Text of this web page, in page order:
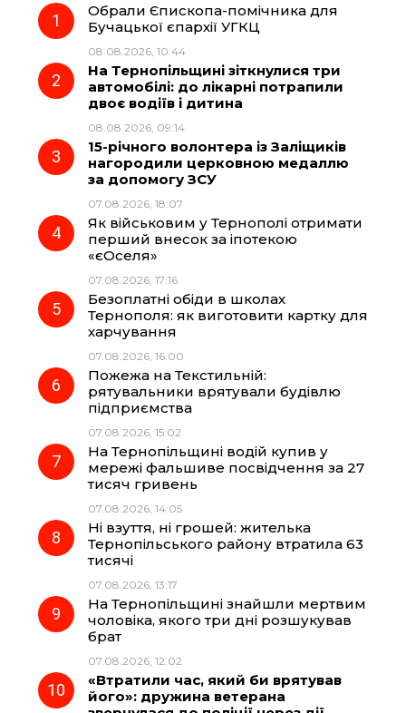
e
o
o
e
g
r
a
m
t
p
Обрали Єпископа-помічника для
Бучацької єпархії УГКЦ
08.08.2026, 10:44
На Тернопільщині зіткнулися три
автомобілі: до лікарні потрапили
двоє водіїв і дитина
08.08.2026, 09:14
15-річного волонтера із Заліщиків
нагородили церковною медаллю
за допомогу ЗСУ
07.08.2026, 18:07
Як військовим у Тернополі отримати
перший внесок за іпотекою
«єОселя»
07.08.2026, 17:16
Безоплатні обіди в школах
Тернополя: як виготовити картку для
харчування
07.08.2026, 16:00
Пожежа на Текстильній:
рятувальники врятували будівлю
підприємства
07.08.2026, 15:02
На Тернопільщині водій купив у
мережі фальшиве посвідчення за 27
тисяч гривень
07.08.2026, 14:05
Ні взуття, ні грошей: жителька
Тернопільського району втратила 63
тисячі
07.08.2026, 13:17
На Тернопільщині знайшли мертвим
чоловіка, якого три дні розшукував
брат
07.08.2026, 12:02
«Втратили час, який би врятував
його»: дружина ветерана